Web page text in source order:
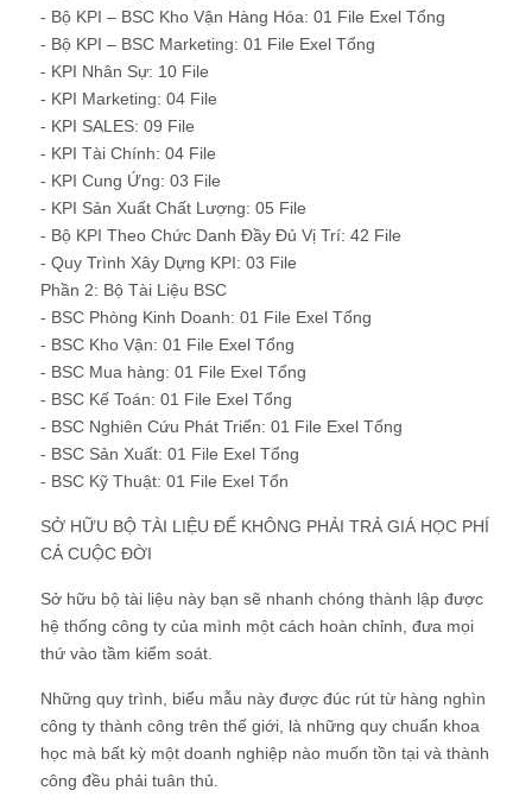
- Bộ KPI – BSC Kho Vận Hàng Hóa: 01 File Exel Tổng
- Bộ KPI – BSC Marketing: 01 File Exel Tổng
- KPI Nhân Sự: 10 File
- KPI Marketing: 04 File
- KPI SALES: 09 File
- KPI Tài Chính: 04 File
- KPI Cung Ứng: 03 File
- KPI Sản Xuất Chất Lượng: 05 File
- Bộ KPI Theo Chức Danh Đầy Đủ Vị Trí: 42 File
- Quy Trình Xây Dựng KPI: 03 File
Phần 2: Bộ Tài Liệu BSC
- BSC Phòng Kinh Doanh: 01 File Exel Tổng
- BSC Kho Vận: 01 File Exel Tổng
- BSC Mua hàng: 01 File Exel Tổng
- BSC Kế Toán: 01 File Exel Tổng
- BSC Nghiên Cứu Phát Triển: 01 File Exel Tổng
- BSC Sản Xuất: 01 File Exel Tổng
- BSC Kỹ Thuật: 01 File Exel Tổn
SỞ HỮU BỘ TÀI LIỆU ĐỂ KHÔNG PHẢI TRẢ GIÁ HỌC PHÍ
CẢ CUỘC ĐỜI
Sở hữu bộ tài liệu này bạn sẽ nhanh chóng thành lập được
hệ thống công ty của mình một cách hoàn chỉnh, đưa mọi
thứ vào tầm kiểm soát.
Những quy trình, biểu mẫu này được đúc rút từ hàng nghìn
công ty thành công trên thế giới, là những quy chuẩn khoa
học mà bất kỳ một doanh nghiệp nào muốn tồn tại và thành
công đều phải tuân thủ.